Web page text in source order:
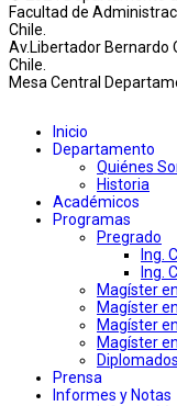
Facultad de
Chile.
Av.Libertador Bernardo
Chile.
Mesa Central
Inicio
Departamento
Quiénes
Historia
Académicos
Programas
Pregrado
Ing.
Ing.
Magíster
Magíster
Magíster
Magíster
Prensa
Informes y Notas